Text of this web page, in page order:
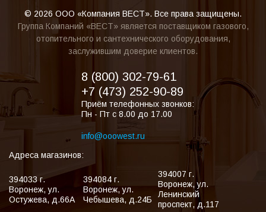
© 2026 ООО «Компания ВЕСТ». Все права защищены.
Группа Компаний «ВЕСТ» является поставщиком газового,
отопительного и сантехнического оборудования,
заслужившим доверие клиентов.
8 (800) 302-79-61
+7 (473) 252-90-89
Приём телефонных звонков:
Пн - Пт с 8.00 до 17.00
info@ooowest.ru
Адреса магазинов:
394033 г.
Воронеж,ул.
Остужева, д.66А
394084 г.
Воронеж,ул.
Чебышева, д.24Б
394007 г.
Воронеж,ул.
Ленинский
проспект, д.117